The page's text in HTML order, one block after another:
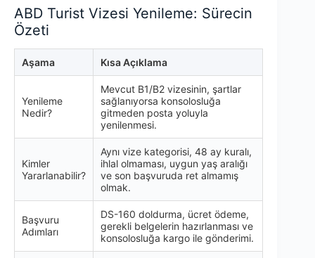
ABD Turist Vizesi Yenileme: Sürecin
Özeti
Aşama Kısa Açıklama
Yenileme
Nedir?
Mevcut B1/B2 vizesinin, şartlar
sağlanıyorsa konsolosluğa
gitmeden posta yoluyla
yenilenmesi.
Kimler
Yararlanabilir?
Aynı vize kategorisi, 48 ay kuralı,
ihlal olmaması, uygun yaş aralığı
ve son başvuruda ret almamış
olmak.
Başvuru
Adımları
DS-160 doldurma, ücret ödeme,
gerekli belgelerin hazırlanması ve
konsolosluğa kargo ile gönderimi.